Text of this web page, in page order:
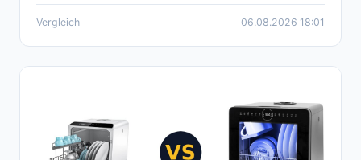
Vergleich 06.08.2026 18:01